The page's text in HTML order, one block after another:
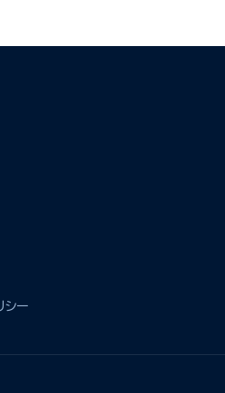
シー